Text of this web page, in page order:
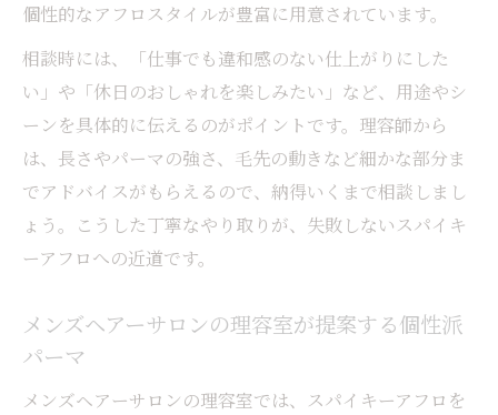
個性的なアフロスタイルが豊富に用意されています。
相談時には、「仕事でも違和感のない仕上がりにした
い」や「休日のおしゃれを楽しみたい」など、用途やシ
ーンを具体的に伝えるのがポイントです。理容師から
は、長さやパーマの強さ、毛先の動きなど細かな部分ま
でアドバイスがもらえるので、納得いくまで相談しまし
ょう。こうした丁寧なやり取りが、失敗しないスパイキ
ーアフロへの近道です。
メンズヘアーサロンの理容室が提案する個性派
パーマ
メンズヘアーサロンの理容室では、スパイキーアフロを